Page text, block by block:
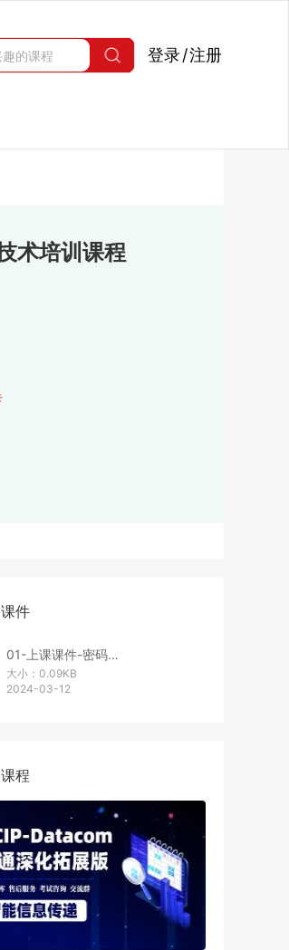
登录/注册
术培训课程
件
01-上课课件-密码1986
大小：0.09KB
2024-03-12
程